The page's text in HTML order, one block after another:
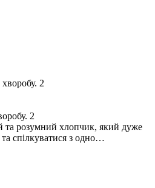
2
та розумний хлопчик, який дуже
спілкуватися з одно…